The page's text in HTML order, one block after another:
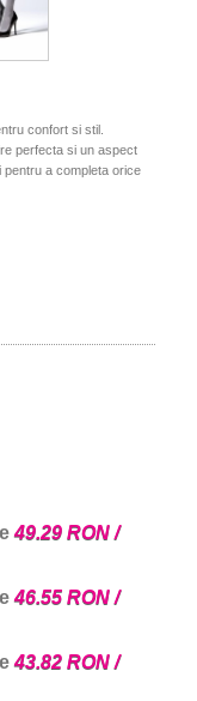
confort si stil.
perfecta si un aspect
a completa orice
49.29 RON /
46.55 RON /
43.82 RON /